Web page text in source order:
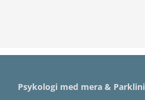
Psykologi med mera &